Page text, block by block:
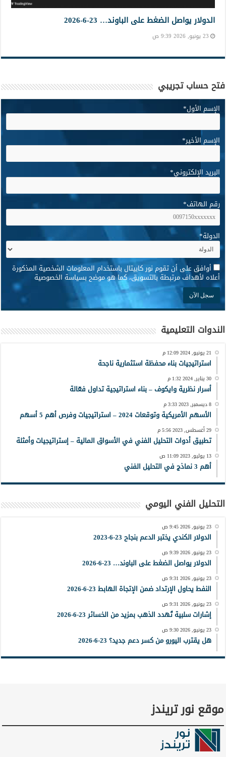
الدولار يواصل الضغط على الباوند… 23-6-2026
23 يونيو, 2026 9:39 ص
فتح حساب تجريبي
الإسم الأول*
الإسم الأخير*
البريد الإلكتروني*
رقم الهاتف*
الدولة*
* أوافق على أن تقوم نور كابيتال باستخدام المعلومات الشخصية المذكورة
أعلاه لأهداف مرتبطة بالتسويق، كما هو موضح بسياسة الخصوصية
الندوات التعليمية
21 يونيو, 2024 12:09 م
استراتيجيات بناء محفظة استثمارية ناجحة
30 يناير, 2024 1:32 م
أسرار نظرية وايكوف – بناء استراتيجية تداول فعّالة
8 ديسمبر, 2023 3:33 م
الأسهم الأمريكية وتوقعات 2024 – استراتيجيات وفرص أهم 5 أسهم
29 أغسطس, 2023 5:56 م
تطبيق أدوات التحليل الفني في الأسواق المالية – إستراتيجيات وأمثلة
13 يوليو, 2023 11:09 ص
أهم 3 نماذج في التحليل الفني
التحليل الفني اليومي
23 يونيو, 2026 9:45 ص
الدولار الكندي يختبر الدعم بنجاح 23-6-2023
23 يونيو, 2026 9:39 ص
الدولار يواصل الضغط على الباوند… 23-6-2026
23 يونيو, 2026 9:31 ص
النفط يحاول الإرتداد ضمن الإتجاة الهابط 23-6-2026
23 يونيو, 2026 9:31 ص
إشارات سلبية تُهدد الذهب بمزيد من الخسائر 23-6-2026
23 يونيو, 2026 9:30 ص
هل يقترب اليورو من كسر دعم جديد؟ 23-6-2026
موقع نور تريندز